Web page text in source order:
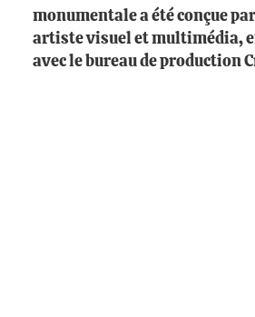
monumentale a été conçue
artiste visuel et multimédia,
avec le bureau de production